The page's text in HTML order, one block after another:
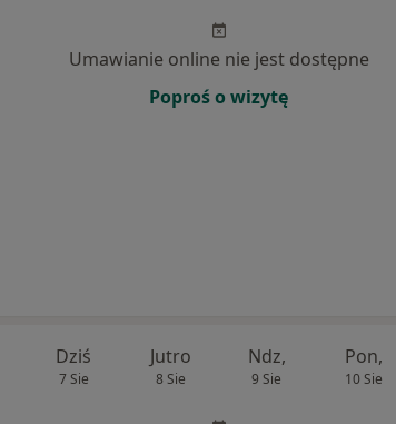
Umawianie online nie jest dostępne
Poproś o wizytę
Dziś
7 Sie
Jutro
8 Sie
Ndz,
9 Sie
Pon,
10 Sie